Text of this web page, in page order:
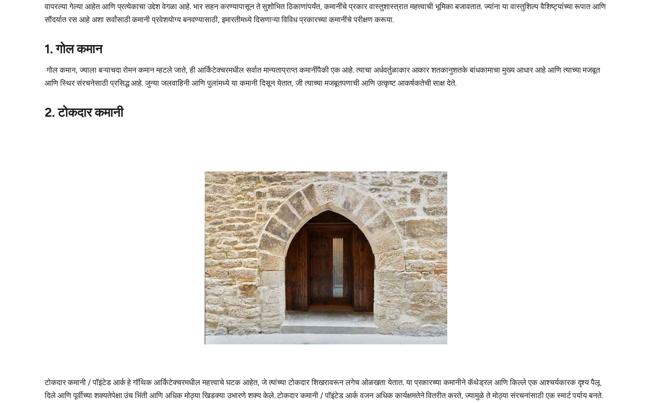
वापरल्या गेल्या आहेत आणि प्रत्येकाचा उद्देश वेगळा आहे. भार सहन करण्यापासून ते सुशोभित ठिकाणांपर्यंत, कमानींचे प्रकार वास्तुशास्त्रात महत्त्वाची भूमिका बजावतात. ज्यांना या वास्तुशिल्प वैशिष्ट्यांच्या रूपात आणि
सौंदर्यात रस आहे अशा सर्वांसाठी कमानी प्रवेशयोग्य बनवण्यासाठी, इमारतीमध्ये दिसणाऱ्या विविध प्रकारच्या कमानींचे परीक्षण करूया.
1. गोल कमान
गोल कमान, ज्याला बऱ्याचदा रोमन कमान म्हटले जाते, ही आर्किटेक्चरमधील सर्वात मान्यताप्राप्त कमानींपैकी एक आहे. त्याचा अर्धवर्तुळाकार आकार शतकानुशतके बांधकामाचा मुख्य आधार आहे आणि त्याच्या मजबूत
आणि स्थिर संरचनेसाठी प्रसिद्ध आहे. जुन्या जलवाहिनी आणि पुलांमध्ये या कमानी दिसून येतात, जी त्याच्या मजबूतपणाची आणि उत्कृष्ट आकर्षकतेची साक्ष देते.
2. टोकदार कमानी
टोकदार कमानी / पॉइंटेड आर्क हे गॉथिक आर्किटेक्चरमधील महत्त्वाचे घटक आहेत, जे त्यांच्या टोकदार शिखरावरून लगेच ओळखता येतात. या प्रकारच्या कमानीने कॅथेड्रल आणि किल्ले एक आश्चर्यकारक दृश्य पैलू
दिले आणि पूर्वीच्या शक्यतेपेक्षा उंच भिंती आणि अधिक मोठ्या खिडक्या उभारणे शक्य केले. टोकदार कमानी / पॉइंटेड आर्क वजन अधिक कार्यक्षमतेने वितरीत करते, ज्यामुळे ते मोठ्या संरचनांसाठी एक स्मार्ट पर्याय बनते.